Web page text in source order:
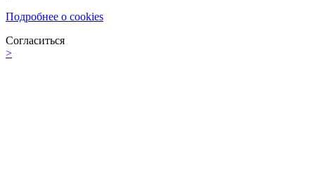
Подробнее о cookies
Согласиться
>